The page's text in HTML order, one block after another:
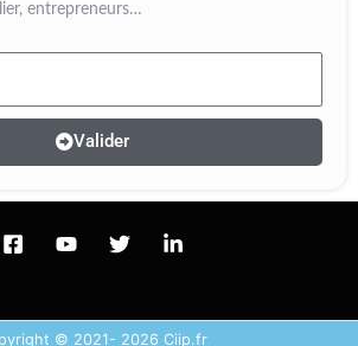
entrepreneurs…
Valider
© 2021- 2026 Ciip.fr